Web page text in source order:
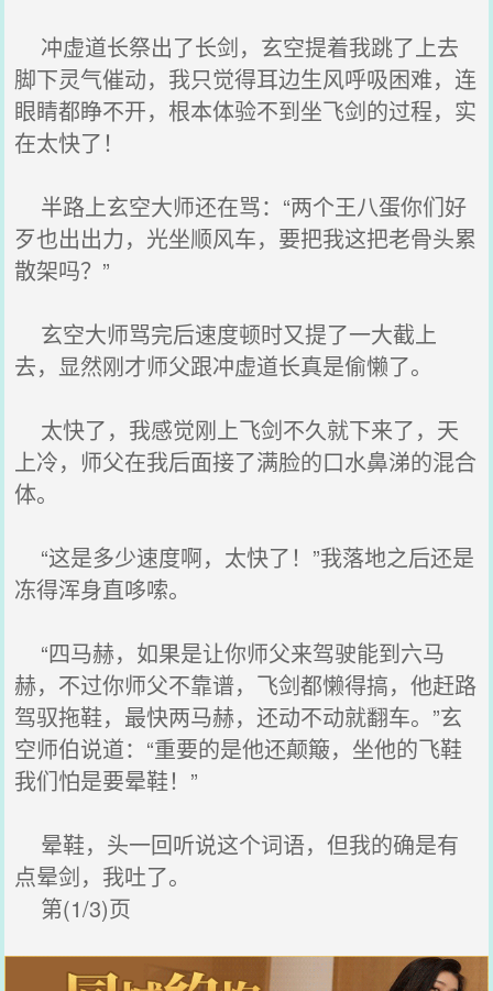
冲虚道长祭出了长剑，玄空提着我跳了上去
脚下灵气催动，我只觉得耳边生风呼吸困难，连
眼睛都睁不开，根本体验不到坐飞剑的过程，实
在太快了！
半路上玄空大师还在骂：“两个王八蛋你们好
歹也出出力，光坐顺风车，要把我这把老骨头累
散架吗？”
玄空大师骂完后速度顿时又提了一大截上
去，显然刚才师父跟冲虚道长真是偷懒了。
太快了，我感觉刚上飞剑不久就下来了，天
上冷，师父在我后面接了满脸的口水鼻涕的混合
体。
“这是多少速度啊，太快了！”我落地之后还是
冻得浑身直哆嗦。
“四马赫，如果是让你师父来驾驶能到六马
赫，不过你师父不靠谱，飞剑都懒得搞，他赶路
驾驭拖鞋，最快两马赫，还动不动就翻车。”玄
空师伯说道：“重要的是他还颠簸，坐他的飞鞋
我们怕是要晕鞋！”
晕鞋，头一回听说这个词语，但我的确是有
点晕剑，我吐了。
第(1/3)页